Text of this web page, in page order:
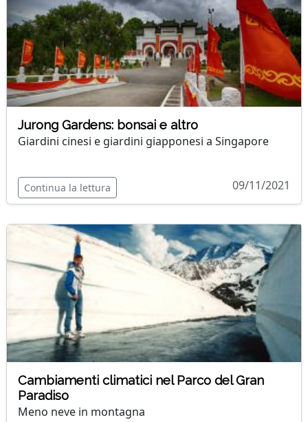
Jurong Gardens: bonsai e altro
Giardini cinesi e giardini giapponesi a Singapore
Continua la lettura 09/11/2021
Cambiamenti climatici nel Parco del Gran
Paradiso
Meno neve in montagna